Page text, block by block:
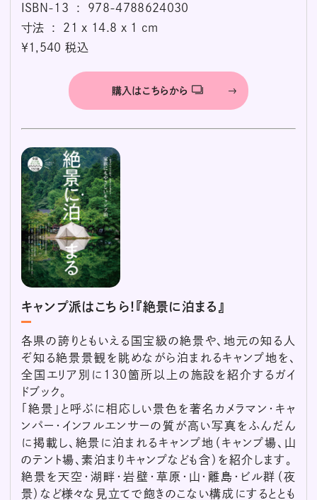
ISBN-13 ‏ : ‎ 978-4788624030
寸法 ‏ : ‎ 21 x 14.8 x 1 cm
￥1,540 税込
購入はこちらから
キャンプ派はこちら！『絶景に泊まる』
各県の誇りともいえる国宝級の絶景や、地元の知る人
ぞ知る絶景景観を眺めながら泊まれるキャンプ地を、
全国エリア別に130箇所以上の施設を紹介するガイ
ドブック。
「絶景」と呼ぶに相応しい景色を著名カメラマン・キャ
ンパー・インフルエンサーの質が高い写真をふんだん
に掲載し、絶景に泊まれるキャンプ地（キャンプ場、山
のテント場、素泊まりキャンプなども含）を紹介します。
絶景を天空・湖畔・岩壁・草原・山・離島・ビル群（夜
景）など様々な見立てで飽きのこない構成にするととも